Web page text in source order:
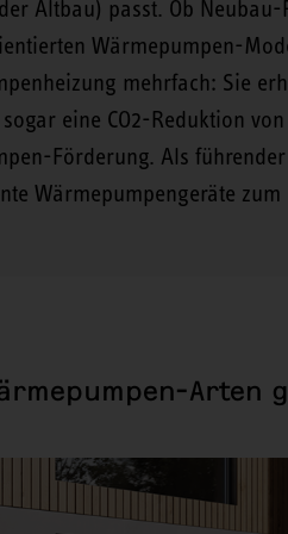
Altbau) passt. Ob
Wärmepumpen-
mehrfach: Sie
eine CO2-Reduktion
Förderung. Als führender
Wärmepumpengeräte
Arten